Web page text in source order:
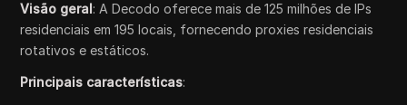
Visão geral: A Decodo oferece mais de 125 milhões de IPs
residenciais em 195 locais, fornecendo proxies residenciais
rotativos e estáticos.
Principais características: